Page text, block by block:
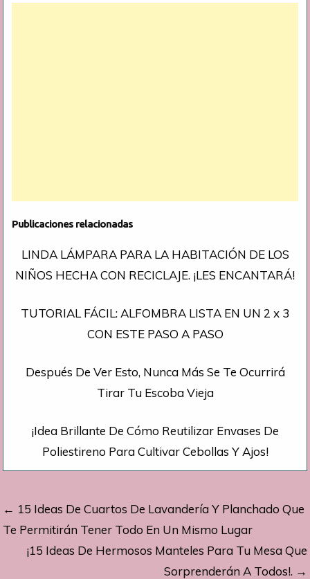
Publicaciones relacionadas
LINDA LÁMPARA PARA LA HABITACIÓN DE LOS
NIÑOS HECHA CON RECICLAJE. ¡LES ENCANTARÁ!
TUTORIAL FÁCIL: ALFOMBRA LISTA EN UN 2 x 3
CON ESTE PASO A PASO
Después De Ver Esto, Nunca Más Se Te Ocurrirá
Tirar Tu Escoba Vieja
¡Idea Brillante De Cómo Reutilizar Envases De
Poliestireno Para Cultivar Cebollas Y Ajos!
Navegación
de
entradas
← 15 Ideas De Cuartos De Lavandería Y Planchado Que
Te Permitirán Tener Todo En Un Mismo Lugar
¡15 Ideas De Hermosos Manteles Para Tu Mesa Que
Sorprenderán A Todos!. →